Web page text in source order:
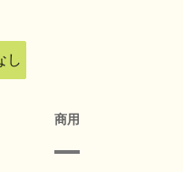
し
商用